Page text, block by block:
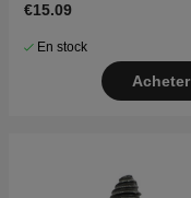
€15.09
En stock
Acheter